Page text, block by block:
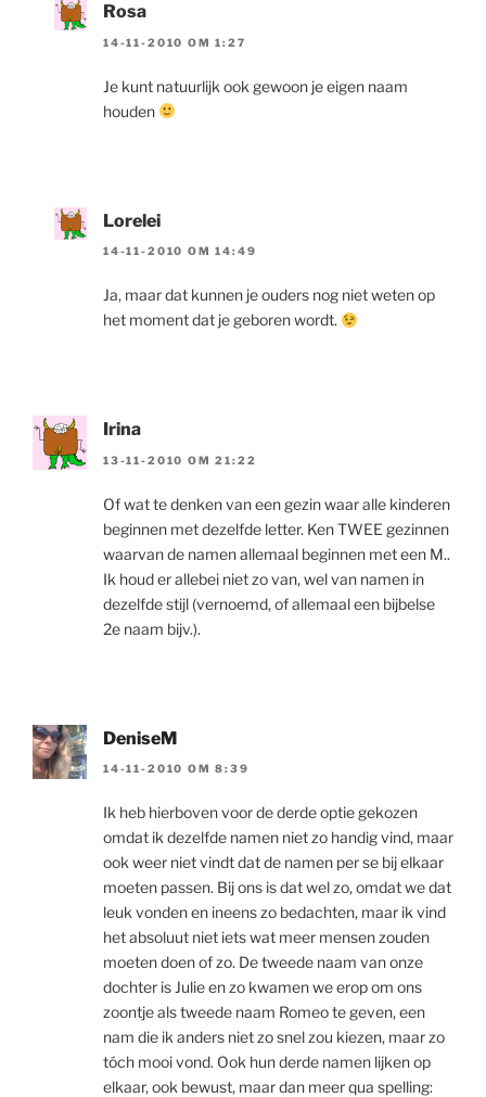
Rosa
14-11-2010 OM 1:27
Je kunt natuurlijk ook gewoon je eigen naam
houden
Lorelei
14-11-2010 OM 14:49
Ja, maar dat kunnen je ouders nog niet weten op
het moment dat je geboren wordt.
Irina
13-11-2010 OM 21:22
Of wat te denken van een gezin waar alle kinderen
beginnen met dezelfde letter. Ken TWEE gezinnen
waarvan de namen allemaal beginnen met een M..
Ik houd er allebei niet zo van, wel van namen in
dezelfde stijl (vernoemd, of allemaal een bijbelse
2e naam bijv.).
DeniseM
14-11-2010 OM 8:39
Ik heb hierboven voor de derde optie gekozen
omdat ik dezelfde namen niet zo handig vind, maar
ook weer niet vindt dat de namen per se bij elkaar
moeten passen. Bij ons is dat wel zo, omdat we dat
leuk vonden en ineens zo bedachten, maar ik vind
het absoluut niet iets wat meer mensen zouden
moeten doen of zo. De tweede naam van onze
dochter is Julie en zo kwamen we erop om ons
zoontje als tweede naam Romeo te geven, een
nam die ik anders niet zo snel zou kiezen, maar zo
tóch mooi vond. Ook hun derde namen lijken op
elkaar, ook bewust, maar dan meer qua spelling: